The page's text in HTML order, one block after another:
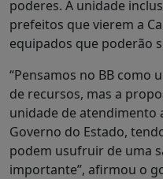
poderes. A unidade
prefeitos que vierem a
equipados que poderão
“Pensamos no BB
de recursos, mas a
unidade de atendimento
Governo do Estado,
podem usufruir de uma
importante”, afirmou o